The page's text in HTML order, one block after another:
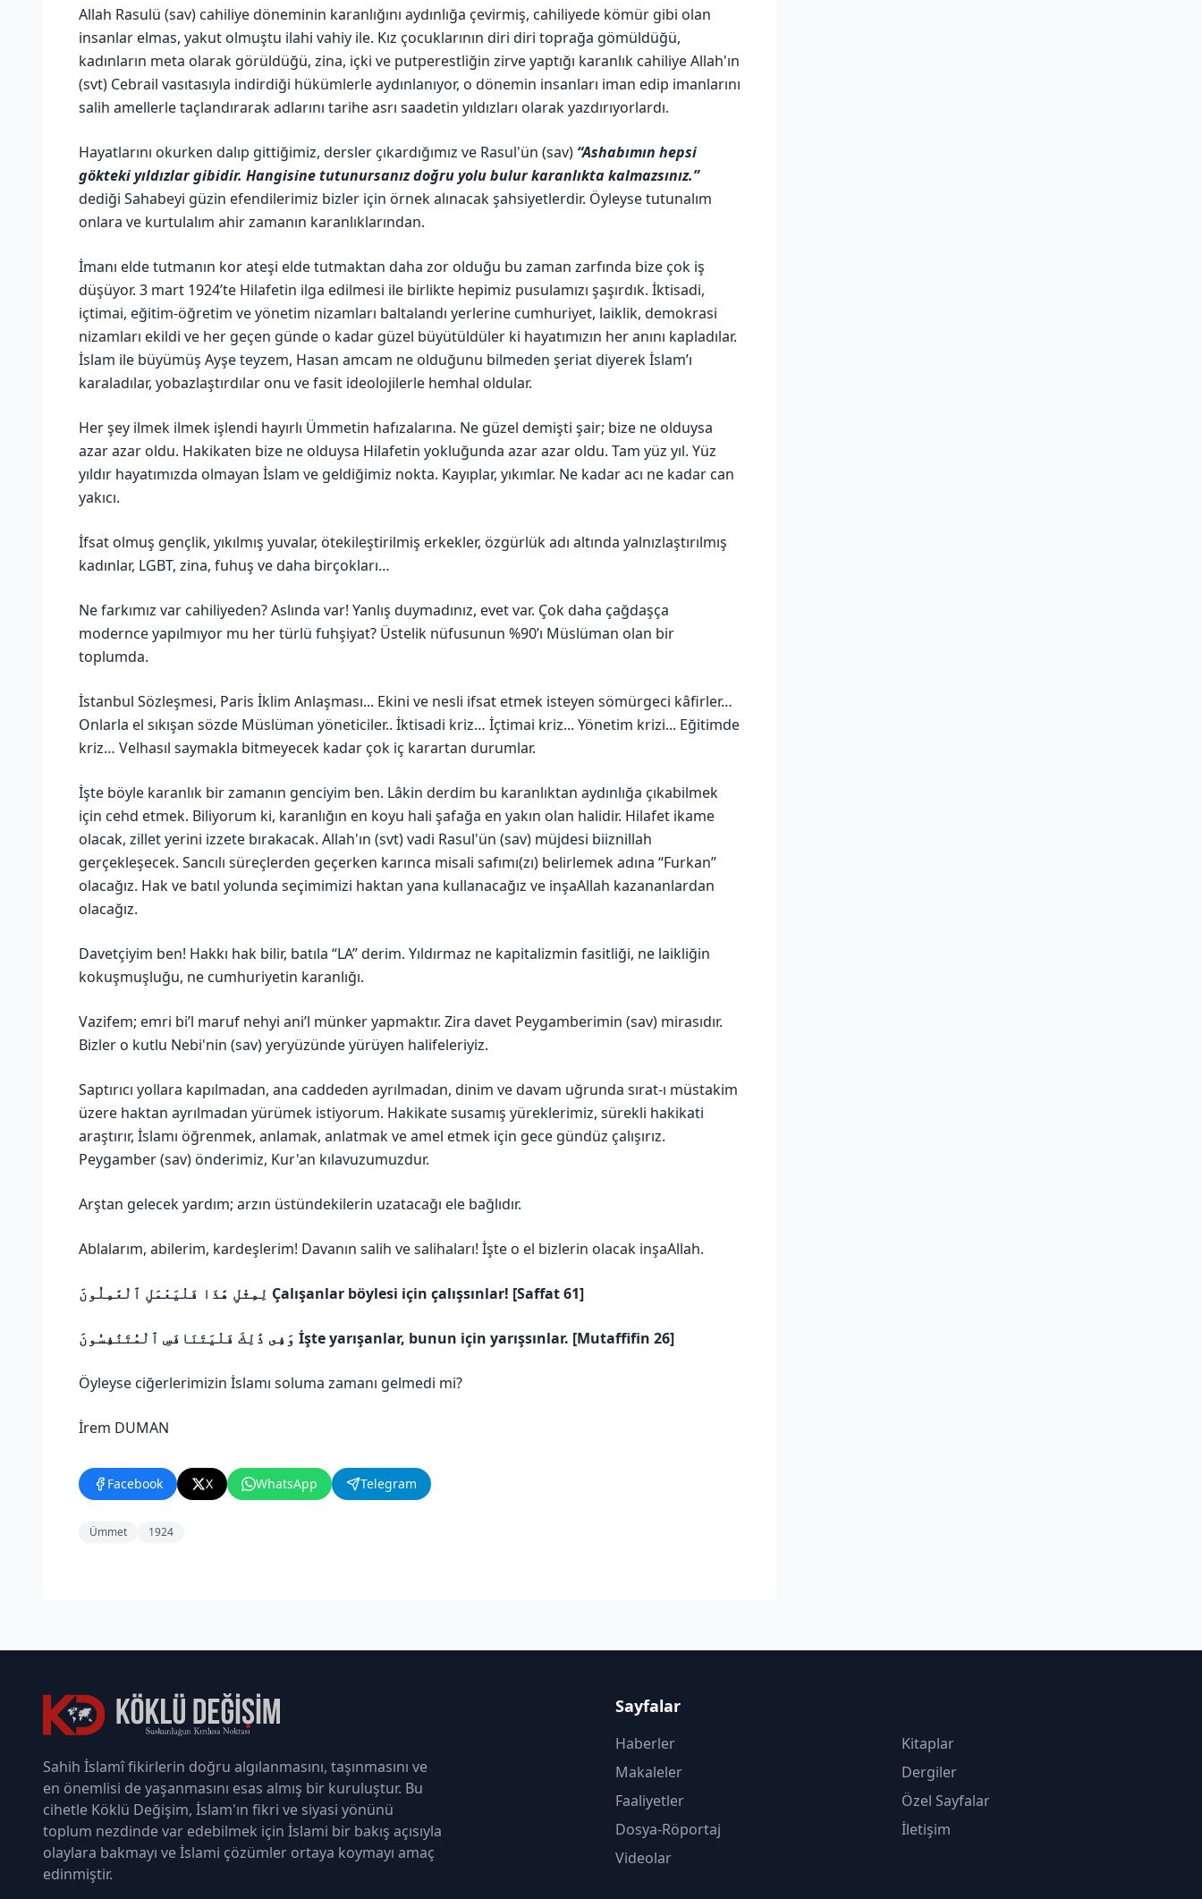
Allah Rasulü (sav) cahiliye döneminin karanlığını aydınlığa çevirmiş, cahiliyede kömür gibi olan
insanlar elmas, yakut olmuştu ilahi vahiy ile. Kız çocuklarının diri diri toprağa gömüldüğü,
kadınların meta olarak görüldüğü, zina, içki ve putperestliğin zirve yaptığı karanlık cahiliye Allah'ın
(svt) Cebrail vasıtasıyla indirdiği hükümlerle aydınlanıyor, o dönemin insanları iman edip imanlarını
salih amellerle taçlandırarak adlarını tarihe asrı saadetin yıldızları olarak yazdırıyorlardı.
Hayatlarını okurken dalıp gittiğimiz, dersler çıkardığımız ve Rasul'ün (sav) “Ashabımın hepsi
gökteki yıldızlar gibidir. Hangisine tutunursanız doğru yolu bulur karanlıkta kalmazsınız.”
dediği Sahabeyi güzin efendilerimiz bizler için örnek alınacak şahsiyetlerdir. Öyleyse tutunalım
onlara ve kurtulalım ahir zamanın karanlıklarından.
İmanı elde tutmanın kor ateşi elde tutmaktan daha zor olduğu bu zaman zarfında bize çok iş
düşüyor. 3 mart 1924’te Hilafetin ilga edilmesi ile birlikte hepimiz pusulamızı şaşırdık. İktisadi,
içtimai, eğitim-öğretim ve yönetim nizamları baltalandı yerlerine cumhuriyet, laiklik, demokrasi
nizamları ekildi ve her geçen günde o kadar güzel büyütüldüler ki hayatımızın her anını kapladılar.
İslam ile büyümüş Ayşe teyzem, Hasan amcam ne olduğunu bilmeden şeriat diyerek İslam’ı
karaladılar, yobazlaştırdılar onu ve fasit ideolojilerle hemhal oldular.
Her şey ilmek ilmek işlendi hayırlı Ümmetin hafızalarına. Ne güzel demişti şair; bize ne olduysa
azar azar oldu. Hakikaten bize ne olduysa Hilafetin yokluğunda azar azar oldu. Tam yüz yıl. Yüz
yıldır hayatımızda olmayan İslam ve geldiğimiz nokta. Kayıplar, yıkımlar. Ne kadar acı ne kadar can
yakıcı.
İfsat olmuş gençlik, yıkılmış yuvalar, ötekileştirilmiş erkekler, özgürlük adı altında yalnızlaştırılmış
kadınlar, LGBT, zina, fuhuş ve daha birçokları…
Ne farkımız var cahiliyeden? Aslında var! Yanlış duymadınız, evet var. Çok daha çağdaşça
modernce yapılmıyor mu her türlü fuhşiyat? Üstelik nüfusunun %90’ı Müslüman olan bir
toplumda.
İstanbul Sözleşmesi, Paris İklim Anlaşması... Ekini ve nesli ifsat etmek isteyen sömürgeci kâfirler…
Onlarla el sıkışan sözde Müslüman yöneticiler.. İktisadi kriz… İçtimai kriz... Yönetim krizi... Eğitimde
kriz… Velhasıl saymakla bitmeyecek kadar çok iç karartan durumlar.
İşte böyle karanlık bir zamanın genciyim ben. Lâkin derdim bu karanlıktan aydınlığa çıkabilmek
için cehd etmek. Biliyorum ki, karanlığın en koyu hali şafağa en yakın olan halidir. Hilafet ikame
olacak, zillet yerini izzete bırakacak. Allah'ın (svt) vadi Rasul'ün (sav) müjdesi biiznillah
gerçekleşecek. Sancılı süreçlerden geçerken karınca misali safımı(zı) belirlemek adına “Furkan”
olacağız. Hak ve batıl yolunda seçimimizi haktan yana kullanacağız ve inşaAllah kazananlardan
olacağız.
Davetçiyim ben! Hakkı hak bilir, batıla “LA” derim. Yıldırmaz ne kapitalizmin fasitliği, ne laikliğin
kokuşmuşluğu, ne cumhuriyetin karanlığı.
Vazifem; emri bi’l maruf nehyi ani’l münker yapmaktır. Zira davet Peygamberimin (sav) mirasıdır.
Bizler o kutlu Nebi'nin (sav) yeryüzünde yürüyen halifeleriyiz.
Saptırıcı yollara kapılmadan, ana caddeden ayrılmadan, dinim ve davam uğrunda sırat-ı müstakim
üzere haktan ayrılmadan yürümek istiyorum. Hakikate susamış yüreklerimiz, sürekli hakikati
araştırır, İslamı öğrenmek, anlamak, anlatmak ve amel etmek için gece gündüz çalışırız.
Peygamber (sav) önderimiz, Kur'an kılavuzumuzdur.
Arştan gelecek yardım; arzın üstündekilerin uzatacağı ele bağlıdır.
Ablalarım, abilerim, kardeşlerim! Davanın salih ve salihaları! İşte o el bizlerin olacak inşaAllah.
لِمِثْلِ هَٰذَا فَلْيَعْمَلِ ٱلْعَٰمِلُونَ Çalışanlar böylesi için çalışsınlar! [Saffat 61]
وَفِى ذَٰلِكَ فَلْيَتَنَافَسِ ٱلْمُتَنَٰفِسُونَ İşte yarışanlar, bunun için yarışsınlar. [Mutaffifin 26]
Öyleyse ciğerlerimizin İslamı soluma zamanı gelmedi mi?
İrem DUMAN
Facebook X WhatsApp Telegram
Ümmet 1924
Sahih İslamî fikirlerin doğru algılanmasını, taşınmasını ve
en önemlisi de yaşanmasını esas almış bir kuruluştur. Bu
cihetle Köklü Değişim, İslam'ın fikri ve siyasi yönünü
toplum nezdinde var edebilmek için İslami bir bakış açısıyla
olaylara bakmayı ve İslami çözümler ortaya koymayı amaç
edinmiştir.
Sayfalar
Haberler
Makaleler
Faaliyetler
Dosya-Röportaj
Videolar
Kitaplar
Dergiler
Özel Sayfalar
İletişim